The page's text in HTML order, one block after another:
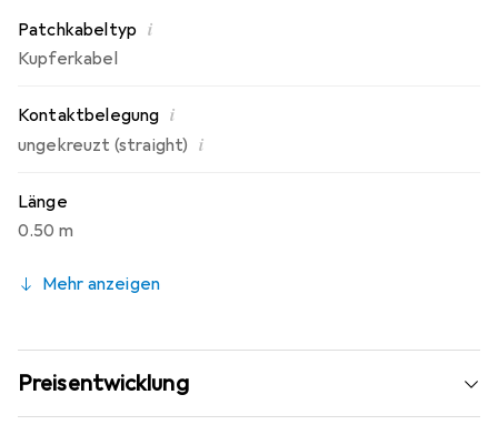
Patchkabeltyp i
Kupferkabel
Kontaktbelegung i
ungekreuzt (straight) i
Länge
0.50 m
Mehr anzeigen
Preisentwicklung